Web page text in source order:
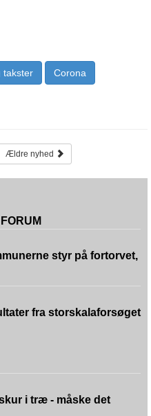
takster Corona
Ældre nyhed
styr på fortorvet,
fra storskalaforsøget
i træ - måske det